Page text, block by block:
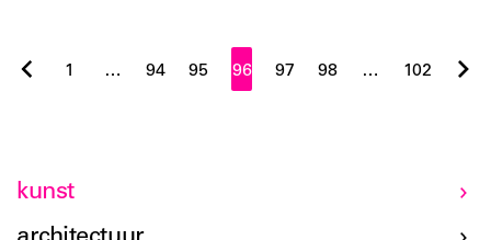
1 … 94 95 96 97 98 … 102
kunst